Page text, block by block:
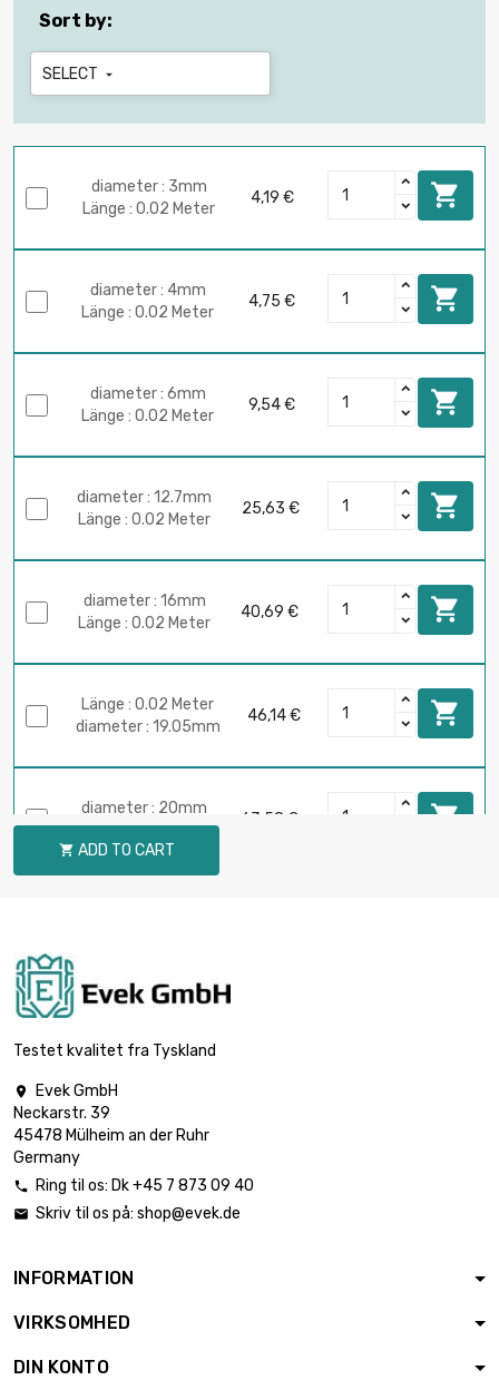
Sort by:
SELECT 
diameter : 3mm
Länge : 0.02 Meter
4,19 € 
diameter : 4mm
Länge : 0.02 Meter
4,75 € 
diameter : 6mm
Länge : 0.02 Meter
9,54 € 
diameter : 12.7mm
Länge : 0.02 Meter
25,63 € 
diameter : 16mm
Länge : 0.02 Meter
40,69 € 
Länge : 0.02 Meter
diameter : 19.05mm
46,14 € 
diameter : 20mm
Länge : 0.02 Meter
63,58 € 
Länge : 0.02 Meter
diameter : 50.8mm
diameter : 60mm
diameter : 3mm
 ADD TO CART
Testet kvalitet fra Tyskland

Evek GmbH
Neckarstr. 39
45478 Mülheim an der Ruhr
Germany
 Ring til os: Dk +45 7 873 09 40
 Skriv til os på: shop@evek.de
INFORMATION
VIRKSOMHED
DIN KONTO